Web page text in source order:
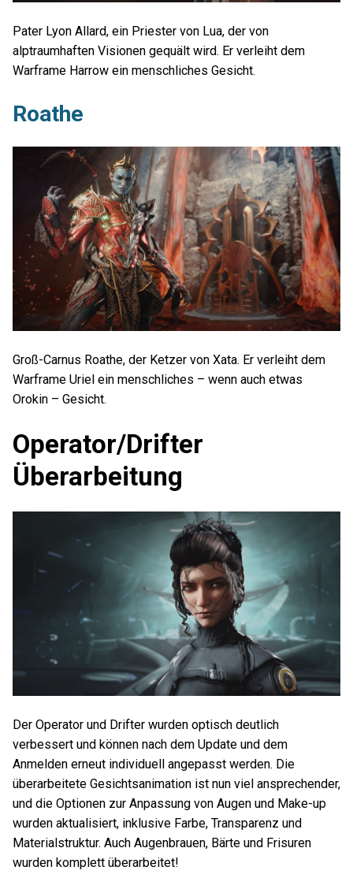
Pater Lyon Allard, ein Priester von Lua, der von
alptraumhaften Visionen gequält wird. Er verleiht dem
Warframe Harrow ein menschliches Gesicht.
Roathe
Groß-Carnus Roathe, der Ketzer von Xata. Er verleiht dem
Warframe Uriel ein menschliches – wenn auch etwas
Orokin – Gesicht.
Operator/Drifter
Überarbeitung
Der Operator und Drifter wurden optisch deutlich
verbessert und können nach dem Update und dem
Anmelden erneut individuell angepasst werden. Die
überarbeitete Gesichtsanimation ist nun viel ansprechender,
und die Optionen zur Anpassung von Augen und Make-up
wurden aktualisiert, inklusive Farbe, Transparenz und
Materialstruktur. Auch Augenbrauen, Bärte und Frisuren
wurden komplett überarbeitet!